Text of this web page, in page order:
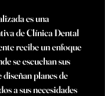
es una
de Clínica Dental
recibe un enfoque
se escuchan sus
planes de
a sus necesidades